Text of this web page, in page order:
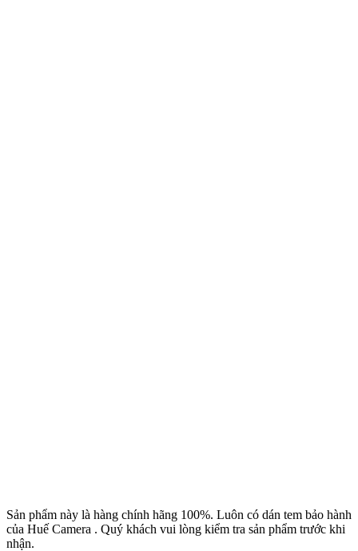
Sản phẩm này là hàng chính hãng 100%. Luôn có dán tem bảo hành
của Huế Camera . Quý khách vui lòng kiểm tra sản phẩm trước khi
nhận.